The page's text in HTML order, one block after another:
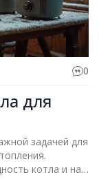
0
для
задачей для
котла и на